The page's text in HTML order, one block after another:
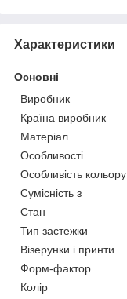
Характеристики
Основні
Виробник
Країна виробник
Матеріал
Особливості
Особливість кольору
Сумісність з
Стан
Тип застежки
Візерунки і принти
Форм-фактор
Колір